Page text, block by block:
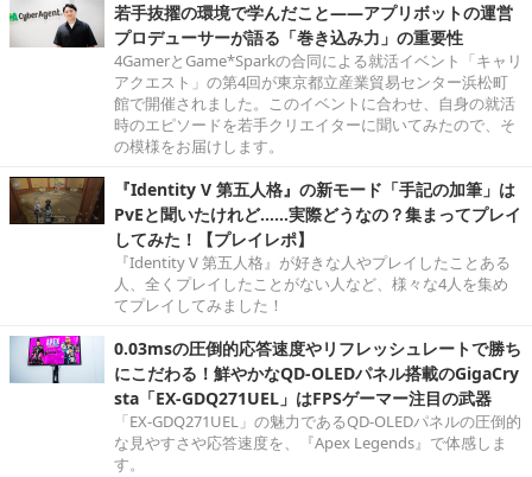
若手抜擢の環境で学んだこと――アプリボットの運営
プロデューサーが語る「巻き込み力」の重要性
4GamerとGame*Sparkの合同による就活イベント「キャリ
アクエスト」の第4回が東京都立産業貿易センター浜松町
館で開催されました。このイベントに合わせ、自身の就活
時のエピソードを若手クリエイターに聞いてみたので、そ
の模様をお届けします。
『Identity V 第五人格』の新モード「手記の加筆」は
PvEと聞いたけれど……実際どうなの？集まってプレイ
してみた！【プレイレポ】
『Identity V 第五人格』が好きな人やプレイしたことある
人、全くプレイしたことがない人など、様々な4人を集め
てプレイしてみました！
0.03msの圧倒的応答速度やリフレッシュレートで勝ち
にこだわる！鮮やかなQD-OLEDパネル搭載のGigaCry
sta「EX-GDQ271UEL」はFPSゲーマー注目の武器
「EX-GDQ271UEL」の魅力であるQD-OLEDパネルの圧倒的
な見やすさや応答速度を、『Apex Legends』で体感しま
す。